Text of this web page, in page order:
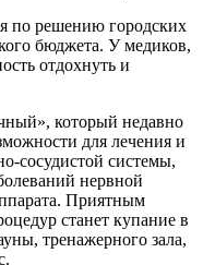
по решению городских
бюджета. У медиков,
отдохнуть и
который недавно
для лечения и
сосудистой системы,
нервной
Приятным
станет купание в
тренажерного зала,